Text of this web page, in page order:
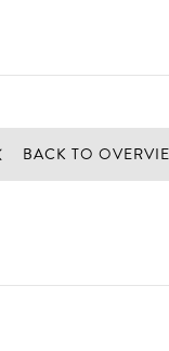
BACK TO